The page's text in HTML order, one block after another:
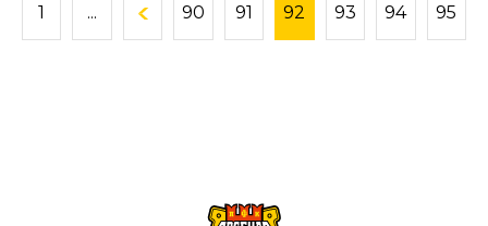
1 ... 90 91 92 93 94 95